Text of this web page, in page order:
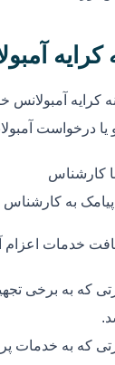
کرایه
کرایه
یا درخواست
کارشناس
به کارشناس
خدمات اعزام
که به برخی
که به خدمات